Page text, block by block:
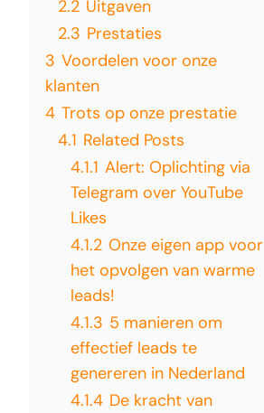
2.2 Uitgaven
2.3 Prestaties
3 Voordelen voor onze
klanten
4 Trots op onze prestatie
4.1 Related Posts
4.1.1 Alert: Oplichting via
Telegram over YouTube
Likes
4.1.2 Onze eigen app voor
het opvolgen van warme
leads!
4.1.3 5 manieren om
effectief leads te
genereren in Nederland
4.1.4 De kracht van